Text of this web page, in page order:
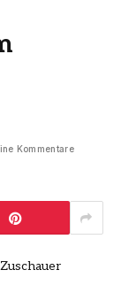
Kommentare